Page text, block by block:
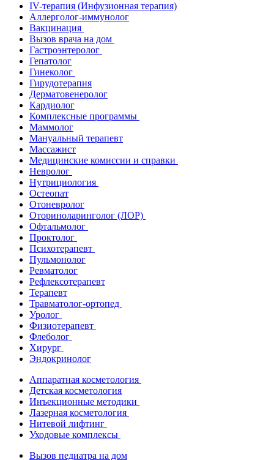
IV-терапия (Инфузионная терапия)
Аллерголог-иммунолог
Вакцинация
Вызов врача на дом
Гастроэнтеролог
Гепатолог
Гинеколог
Гирудотерапия
Дерматовенеролог
Кардиолог
Комплексные программы
Маммолог
Мануальный терапевт
Массажист
Медицинские комиссии и справки
Невролог
Нутрициология
Остеопат
Отоневролог
Оториноларинголог (ЛОР)
Офтальмолог
Проктолог
Психотерапевт
Пульмонолог
Ревматолог
Рефлексотерапевт
Терапевт
Травматолог-ортопед
Уролог
Физиотерапевт
Флеболог
Хирург
Эндокринолог
Аппаратная косметология
Детская косметология
Инъекционные методики
Лазерная косметология
Нитевой лифтинг
Уходовые комплексы
Вызов педиатра на дом